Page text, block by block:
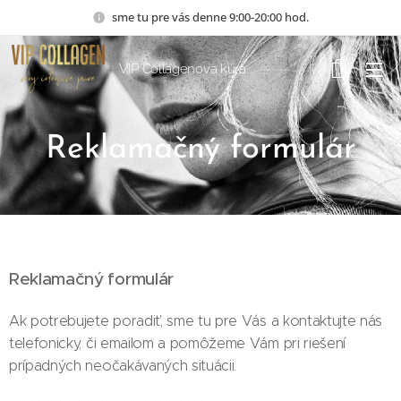
sme tu pre vás denne 9:00-20:00 hod.
VIP Collagenova kúra
Reklamačný formulár
Reklamačný formulár
Ak potrebujete poradiť, sme tu pre Vás a kontaktujte nás
telefonicky, či emailom a pomôžeme Vám pri riešení
prípadných neočakávaných situácii.